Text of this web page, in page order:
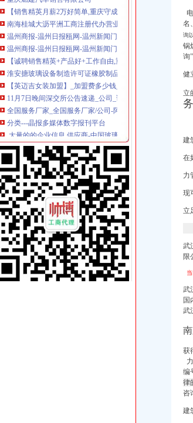
南海桂城大沥平洲工商注册代办营业执照申请一般纳税人-广
温州商报-温州日报瓯网-温州新闻门户网-温州日报主办
温州商报-温州日报瓯网-温州新闻门户网-温州日报主办
【诚聘销售精英+产品好+工作自由,重庆守成知识产权代理
淮安搪玻璃设备制造许可证橡胶制品生产许可证代理-钱眼
【英迈吉女装加盟】_加盟费多少钱_加盟电话_代理条件-全
11月7日晚间深交所公告速递_公司_证券时报网
全国服务厂家_全国服务厂家/公司-阿里巴巴公司页
分类---晶报多媒体数字报刊平台
,大量的的企业信息,供应商-中国玻璃信息网
宜昌力管道资质代办价格|宜昌力管道资质代办型号规格
【供应苏州陶瓷结合砂轮制造许可证砂轮生产许可证代理】
清关报关价格_巴黎之光干红葡萄酒广州进出口贸易服务物
新公司办理流程咨询-产品中心-成都誉诚财务管理有限公司
重庆渝北加洲新牌坊代办工商执照/注册|重庆列表网
分类信息---晶报多媒体数字报刊平台
加洲新牌坊有那些代办营业执照的中介_重庆工商注册_重庆
【供应苏州优质碳素钢生产许可证铸钢扎辊制造许可代理服
那些公司可代办开采石场执照_破碎机厂家
【武汉超容器制造许可证超容器生产许可证代理】1,价
加急代办大兴营业执照加急注册公司
绍兴公司变更：绍兴个体户营业执照公司执照注册代办代理
【武汉半钢生产许可证半钢制造许可证雨正代理】1,价格,厂
专业代理全市代理记帐报税,工商执照、年检、审计、验-惠
东莞市利友实业投资有限公司_【电话地址_招聘信息_注册
优质罗非鱼苗厂家_优质罗非鱼苗厂家/公司-阿里巴巴公司页
想创业者选番禺南站,地租便宜,交通方便,包办执照,做账-求职
名
询
锅
询
健
立
务
建
在
力
现
立
武
限
当
武
国
武
获
编
律
咨
建